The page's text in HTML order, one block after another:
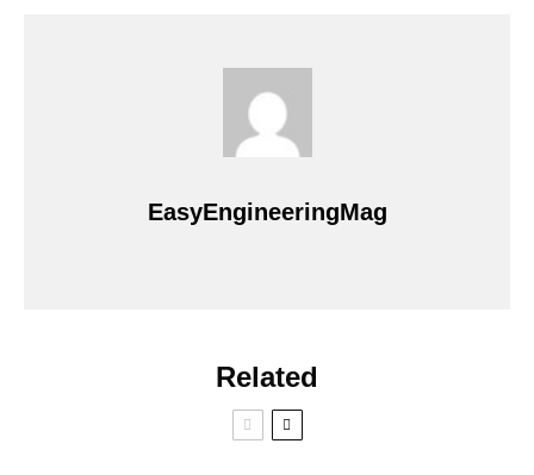
EasyEngineeringMag
Related